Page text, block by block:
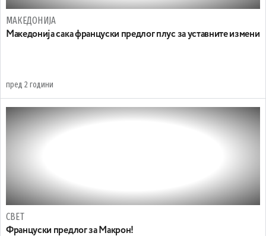
МАКЕДОНИЈА
Maкедонија сака француски предлог плус за уставните измени
пред 2 години
СВЕТ
Француски предлог за Макрон!